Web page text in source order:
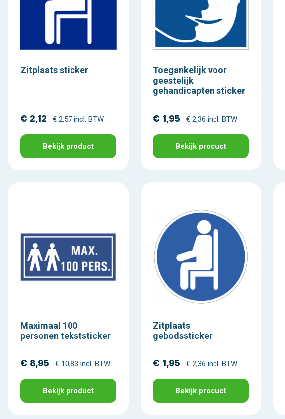
Zitplaats sticker
€ 2,12 € 2,57 incl. BTW
Bekijk product
Toegankelijk voor
geestelijk
gehandicapten sticker
€ 1,95 € 2,36 incl. BTW
Bekijk product
Maximaal 100
personen tekststicker
€ 8,95 € 10,83 incl. BTW
Bekijk product
Zitplaats
gebodssticker
€ 1,95 € 2,36 incl. BTW
Bekijk product